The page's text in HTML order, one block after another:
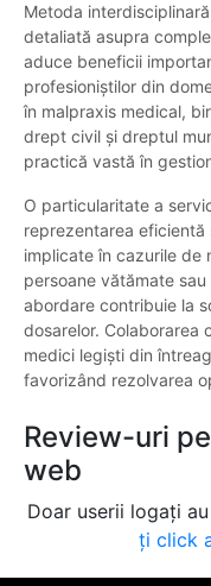
Metoda
detaliată asupra
aduce beneficii
profesioniștilor din
în malpraxis medical,
drept civil și dreptul
practică vastă în
O particularitate a
reprezentarea
implicate în cazurile de
persoane vătămate
abordare contribuie la
dosarelor. Colaborarea
medici legiști din
favorizând rezolvarea
Review-uri
web
Doar userii logați
ți click